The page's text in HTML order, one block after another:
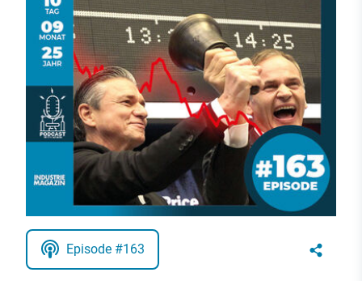
Episode #163